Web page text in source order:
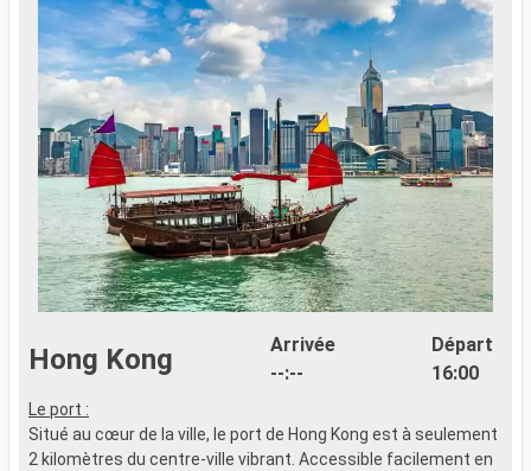
Hong Kong
Arrivée
--:--
Départ
16:00
Le port :
Situé au cœur de la ville, le port de Hong Kong est à seulement
2 kilomètres du centre-ville vibrant. Accessible facilement en